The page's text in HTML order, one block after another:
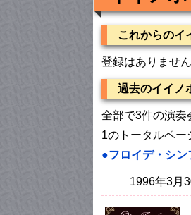
これからのイ
登録はありません
過去のイイノ
全部で3件の演奏
1のトータルペー
●フロイデ・シ
1996年3